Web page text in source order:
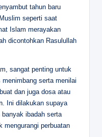
tahun baru
seperti saat
Islam merayakan
dicontohkan Rasulullah
sangat penting untuk
serta menilai
dan juga dosa atau
Ini dilakukan supaya
ibadah serta
mengurangi perbuatan